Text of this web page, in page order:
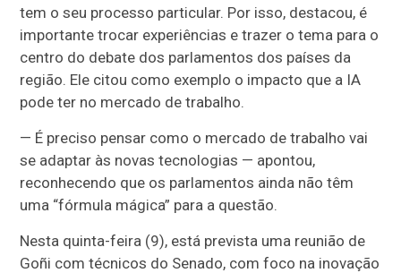
tem o seu processo particular. Por isso, destacou, é
importante trocar experiências e trazer o tema para o
centro do debate dos parlamentos dos países da
região. Ele citou como exemplo o impacto que a IA
pode ter no mercado de trabalho.
— É preciso pensar como o mercado de trabalho vai
se adaptar às novas tecnologias — apontou,
reconhecendo que os parlamentos ainda não têm
uma “fórmula mágica” para a questão.
Nesta quinta-feira (9), está prevista uma reunião de
Goñi com técnicos do Senado, com foco na inovação